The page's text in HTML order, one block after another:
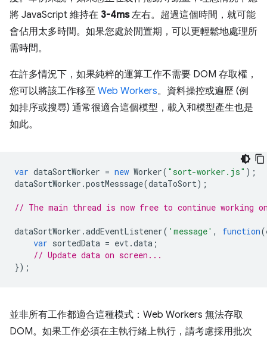
將 JavaScript 維持在 3-4ms左右。超過這個時間，就可能
會佔用太多時間。如果您處於閒置期，可以更輕鬆地處理所
需時間。
在許多情況下，如果純粹的運算工作不需要 DOM 存取權，
您可以將該工作移至 Web Workers。資料操控或遍歷 (例
如排序或搜尋) 通常很適合這個模型，載入和模型產生也是
如此。
var dataSortWorker = new Worker( "sort-worker.js" );
dataSortWorker .postMesssage(dataToSort);
// The main thread is now free to continue working
dataSortWorker .addEventListener( 'message' , function(
var sortedData = evt.data ;
// Update data on screen...
});
並非所有工作都適合這種模式：Web Workers 無法存取
DOM。如果工作必須在主執行緒上執行，請考慮採用批次